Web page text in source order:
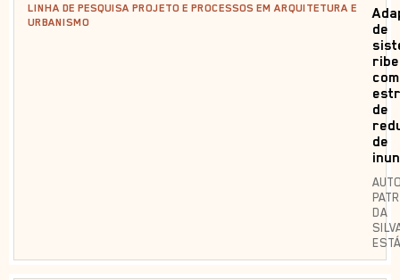
LINHA DE PESQUISA PROJETO E PROCESSOS EM ARQUITETURA E
URBANISMO
de
de
de
DA